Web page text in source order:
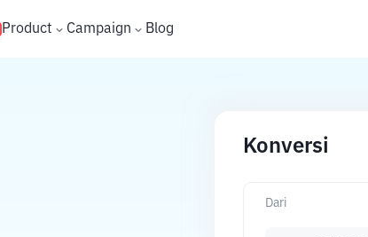
Product Campaign Blog
Konversi
Dari